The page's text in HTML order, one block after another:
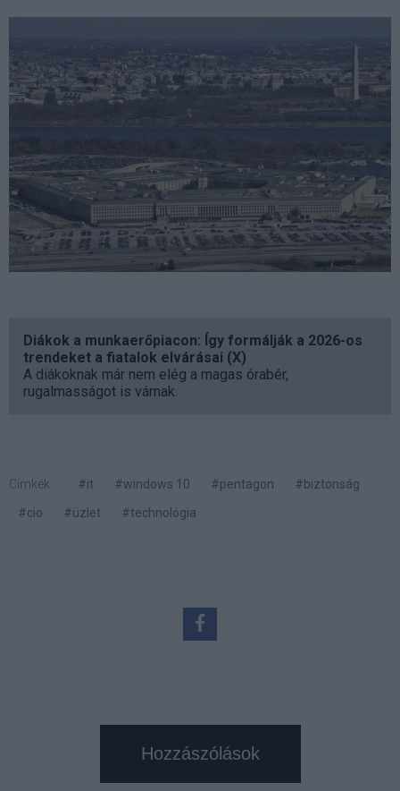
Diákok a munkaerőpiacon: Így formálják a 2026-os
trendeket a fiatalok elvárásai (X)
A diákoknak már nem elég a magas órabér,
rugalmasságot is várnak.
Címkék: #it #windows 10 #pentagon
#biztonság
#cio
#üzlet #technológia
Hozzászólások